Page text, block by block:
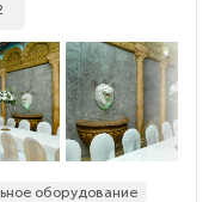
оборудование